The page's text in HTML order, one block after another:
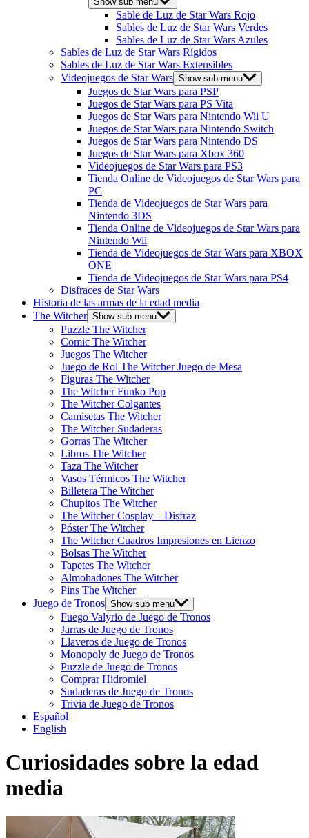
Sable de Luz de Star Wars Rojo
Sables de Luz de Star Wars Verdes
Sables de Luz de Star Wars Azules
Sables de Luz de Star Wars Rígidos
Sables de Luz de Star Wars Extensibles
Videojuegos de Star Wars Show sub menu
Juegos de Star Wars para PSP
Juegos de Star Wars para PS Vita
Juegos de Star Wars para Nintendo Wii U
Juegos de Star Wars para Nintendo Switch
Juegos de Star Wars para Nintendo DS
Juegos de Star Wars para Xbox 360
Videojuegos de Star Wars para PS3
Tienda Online de Videojuegos de Star Wars para
PC
Tienda de Videojuegos de Star Wars para
Nintendo 3DS
Tienda Online de Videojuegos de Star Wars para
Nintendo Wii
Tienda de Videojuegos de Star Wars para XBOX
ONE
Tienda de Videojuegos de Star Wars para PS4
Disfraces de Star Wars
Historia de las armas de la edad media
The Witcher Show sub menu
Puzzle The Witcher
Comic The Witcher
Juegos The Witcher
Juego de Rol The Witcher Juego de Mesa
Figuras The Witcher
The Witcher Funko Pop
The Witcher Colgantes
Camisetas The Witcher
The Witcher Sudaderas
Gorras The Witcher
Libros The Witcher
Taza The Witcher
Vasos Térmicos The Witcher
Billetera The Witcher
Chupitos The Witcher
The Witcher Cosplay – Disfraz
Póster The Witcher
The Witcher Cuadros Impresiones en Lienzo
Bolsas The Witcher
Tapetes The Witcher
Almohadones The Witcher
Pins The Witcher
Juego de Tronos Show sub menu
Fuego Valyrio de Juego de Tronos
Jarras de Juego de Tronos
Llaveros de Juego de Tronos
Monopoly de Juego de Tronos
Puzzle de Juego de Tronos
Comprar Hidromiel
Sudaderas de Juego de Tronos
Trivia de Juego de Tronos
Español
English
Curiosidades sobre la edad
media